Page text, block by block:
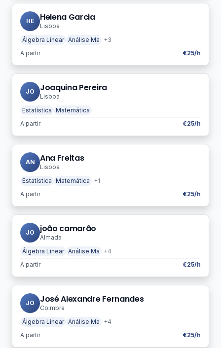
HE Helena Garcia
Lisboa
Álgebra Linear Análise Ma
+3
A partir
€25/h
JO Joaquina Pereira
Lisboa
Estatística Matemática
A partir
€25/h
AN Ana Freitas
Lisboa
Estatística Matemática
+1
A partir
€25/h
JO joão camarão
Almada
Álgebra Linear Análise Ma
+4
A partir
€25/h
JO José Alexandre Fernandes
Coimbra
Álgebra Linear Análise Ma
+4
A partir
€25/h